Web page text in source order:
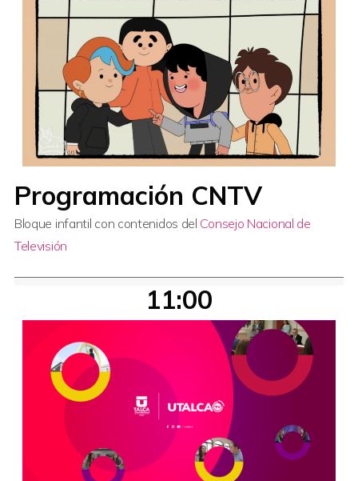
Programación CNTV
Bloque infantil con contenidos del Consejo Nacional de
Televisión
11:00